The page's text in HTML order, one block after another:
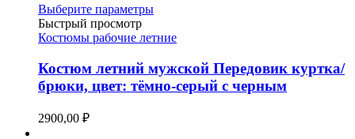
товара.
Выберите параметрыЭтот
имеет
вариаций.
Опции
можно
Быстрый просмотр
Костюмы рабочие летние
Костюм летний мужской Передовик куртка/
брюки, цвет: тёмно-серый с черным
2900,00 ₽